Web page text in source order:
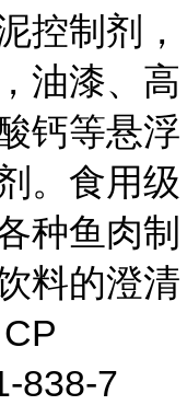
控制剂，
油漆、高
钙等悬浮
。食用级
种鱼肉制
料的澄清
838-7